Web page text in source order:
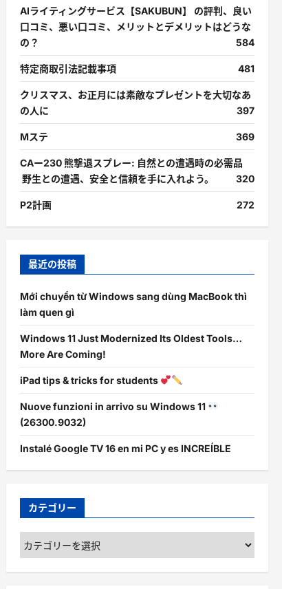
AIライティングサービス【SAKUBUN】 の評判、良い
口コミ、悪い口コミ、メリットとデメリットはどうな
の？
584
特定商取引法記載事項 481
クリスマス、お正月には素敵なプレゼントを大切なあ
の人に
397
Mステ 369
CAー230 熊撃退スプレー: 自然との遭遇時の必需品
野生との遭遇、安全と信頼を手に入れよう。
320
P2計画 272
最近の投稿
Mới chuyển từ Windows sang dùng MacBook thì
làm quen gì
Windows 11 Just Modernized Its Oldest Tools…
More Are Coming!
iPad tips & tricks for students
Nuove funzioni in arrivo su Windows 11
(26300.9032)
Instalé Google TV 16 en mi PC y es INCREÍBLE
カテゴリー
カ
テ
ゴ